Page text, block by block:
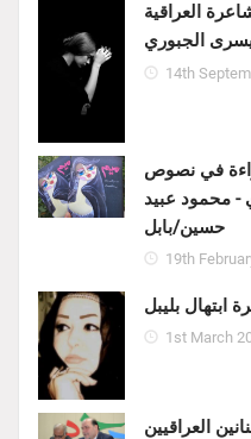
العراقية
الجبوري
14th
في نصوص
- محمود عبيد
حسين/بابل
19th
ابتهال بليبل
1st March
العراقيين